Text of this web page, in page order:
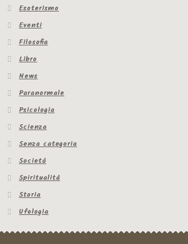
Esoterismo
Eventi
Filosofia
Libro
News
Paranormale
Psicologia
Scienza
Senza categoria
Società
Spiritualità
Storia
Ufologia